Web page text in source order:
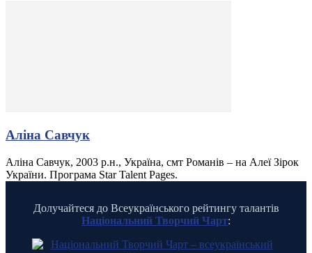
Аліна Савчук
Аліна Савчук, 2003 р.н., Україна, смт Романів – на Алеї Зірок
України. Програма Star Talent Pages.
Долучайтеся до Всеукраїнського рейтингу талантів
Національний Творчий Чарт: